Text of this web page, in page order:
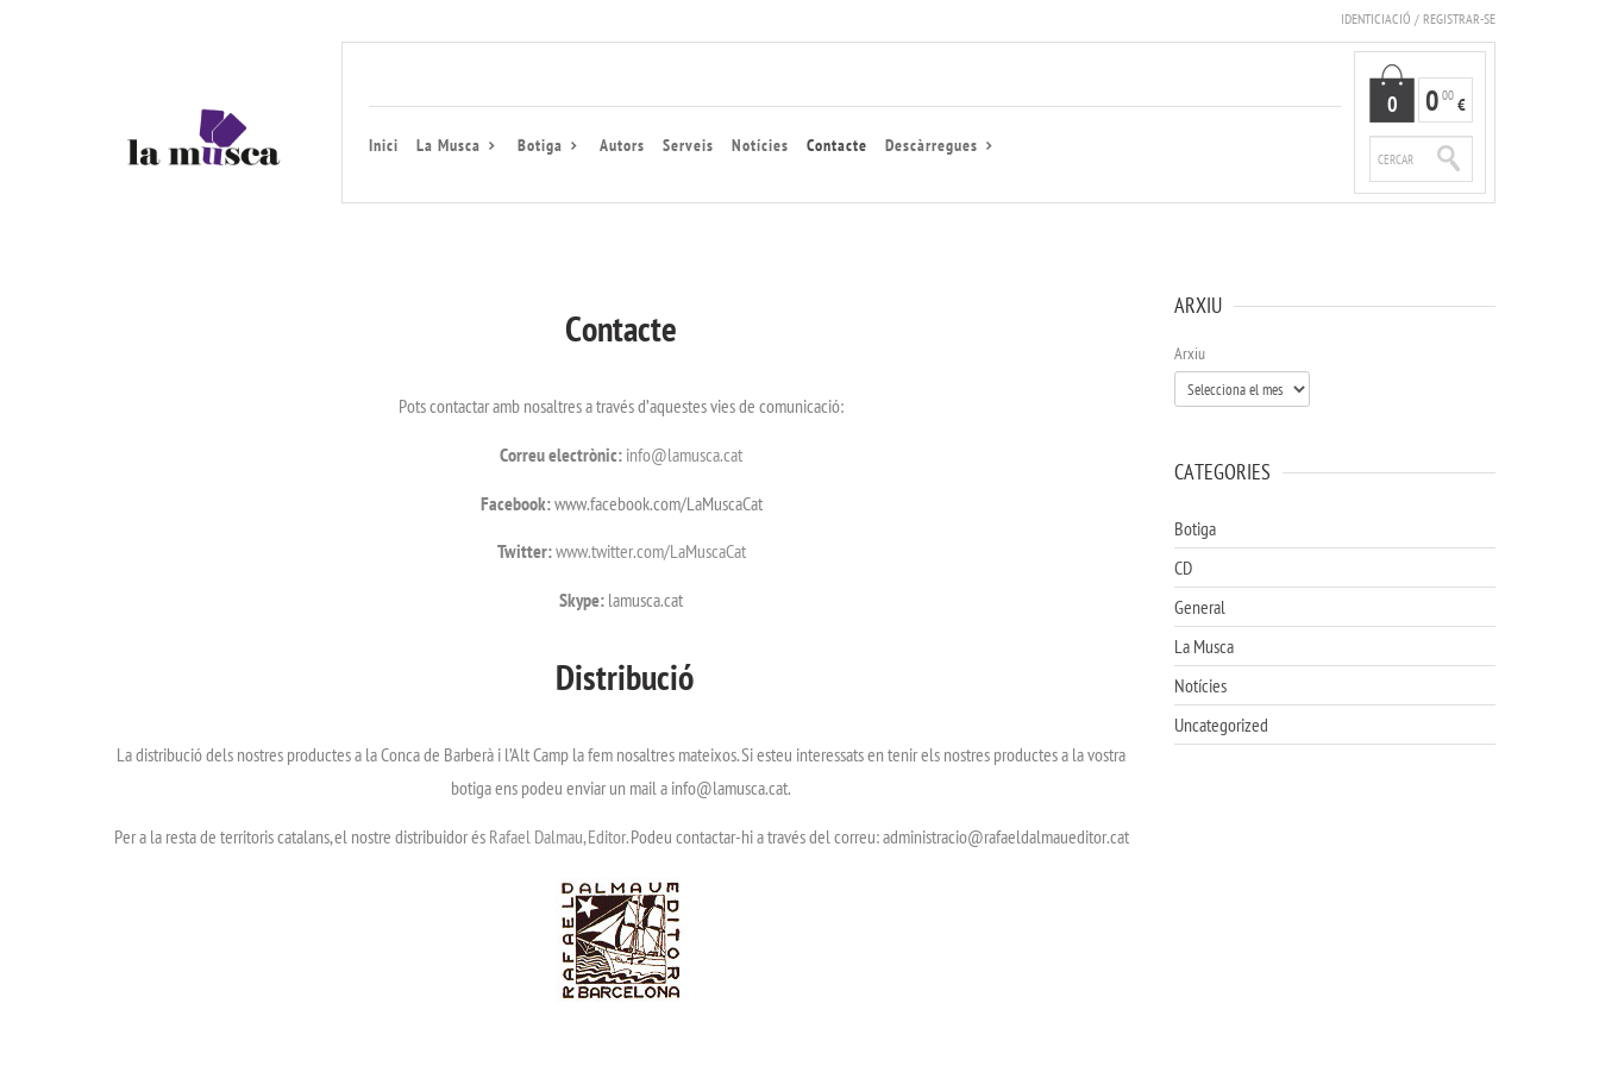
IDENTICIACIÓ / REGISTRAR-SE
Inici La Musca Botiga Autors Serveis Notícies Contacte Descàrregues
0 0 00 €
Contacte
Pots contactar amb nosaltres a través d’aquestes vies de comunicació:
Correu electrònic: info@lamusca.cat
Facebook:www.facebook.com/LaMuscaCat
Twitter:www.twitter.com/LaMuscaCat
Skype: lamusca.cat
Distribució
La distribució dels nostres productes a la Conca de Barberà i l’Alt Camp la fem nosaltres mateixos. Si esteu interessats en tenir els nostres productes a la vostra
botiga ens podeu enviar un mail a info@lamusca.cat.
Per a la resta de territoris catalans, el nostre distribuidor és Rafael Dalmau, Editor.Podeu contactar-hi a través del correu: administracio@rafaeldalmaueditor.cat
ARXIU
Arxiu
CATEGORIES
Botiga
CD
General
La Musca
Notícies
Uncategorized